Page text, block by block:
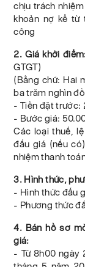
chịu trách
khoản nợ kể từ
công
2. Giá khởi
GTGT)
(Bằng chữ: Hai
ba trăm nghìn
- Tiền đặt trước:
- Bước giá:
Các loại thuế,
đấu giá (nếu
nhiệm thanh
3. Hình thức,
- Hình thức đấu
- Phương thức
4. Bán hồ sơ
giá:
- Từ 8h00 ngày